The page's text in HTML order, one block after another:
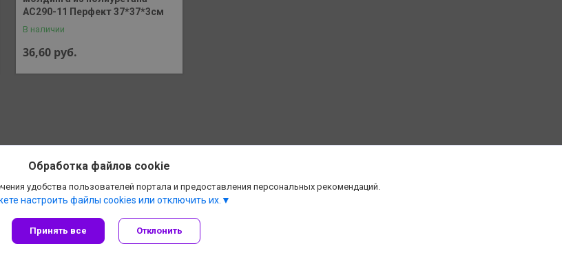
AC290-11 Перфект 37*37*3см
В наличии
36,60 руб.
Сайт создан на платформе Deal.by
Политика обработки файлов cookies
Обработка файлов cookie
удобства пользователей портала и предоставления персональных рекомендаций.
настроить файлы cookies или отключить их.
Принять все Отклонить